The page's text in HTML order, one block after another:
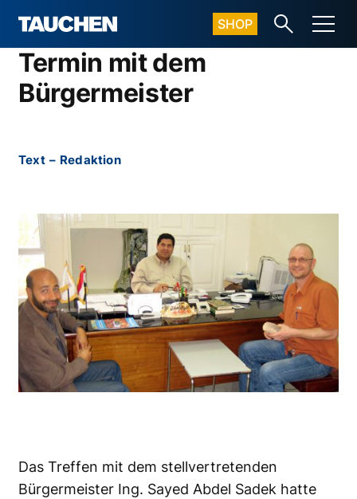
SHOP
Termin mit dem
Bürgermeister
Text – Redaktion
Das Treffen mit dem stellvertretenden
Bürgermeister Ing. Sayed Abdel Sadek hatte